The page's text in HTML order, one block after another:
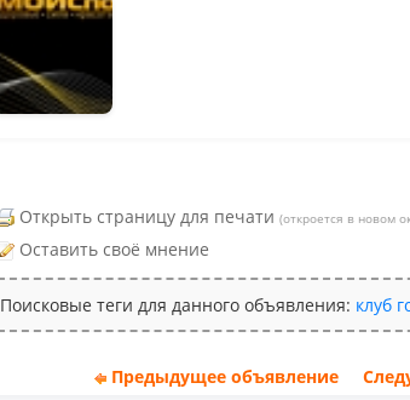
Открыть страницу для печати (откроется в новом
Оставить своё мнение
Поисковые теги для данного объявления: клуб
Предыдущее объявление